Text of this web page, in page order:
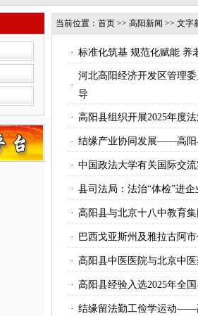
当前位置： 首页 >> 高阳新闻 >> 文字
· 标准化筑基 规范化赋能 养
·
河北高阳经济开发区管理
导
· 高阳县组织开展2025年度
· 结缘产业协同发展——高阳
· 中国政法大学有关国际交
· 县司法局：法治“体检”进
· 高阳县与北京十八中教育
· 巴西戈亚斯州及雅拉古阿
· 高阳县中医医院与北京中
· 高阳县经验入选2025年全
· 结缘留法勤工俭学运动——